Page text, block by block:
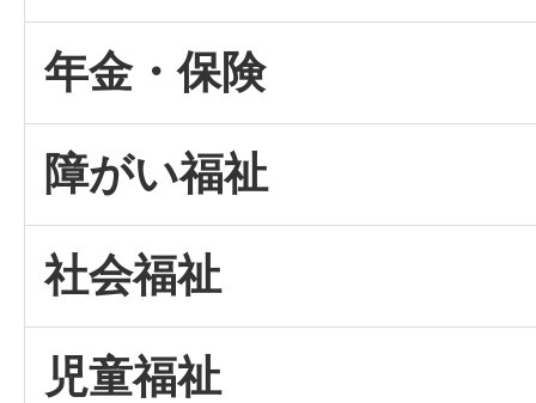
年金・保険
障がい福祉
社会福祉
児童福祉